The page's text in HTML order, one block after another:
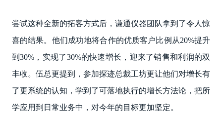
尝试这种全新的拓客方式后，谦通仪器团队拿到了令人惊
喜的结果。他们成功地将合作的优质客户比例从20%提升
到30%，实现了30%的快速增长，迎来了销售和利润的双
丰收。伍总更提到，参加探迹总裁工坊更让他们对增长有
了更系统的认知，学到了可落地执行的增长方法论，把所
学应用到日常业务中，对今年的目标更加坚定。